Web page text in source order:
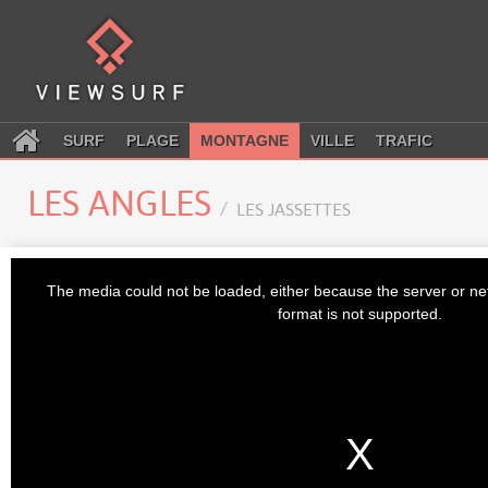
SURF PLAGE MONTAGNE VILLE TRAFIC
LES ANGLES LES JASSETTES
The media could not be loaded, either because the server or
format is not supported.